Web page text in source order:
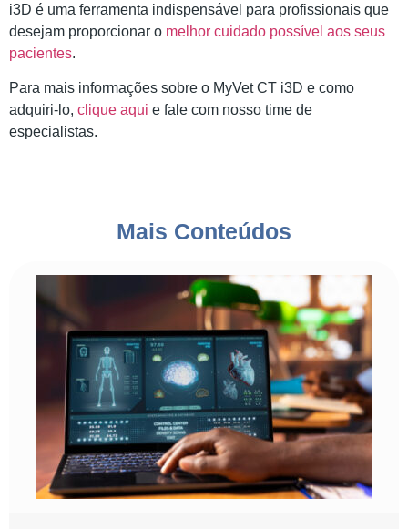
i3D é uma ferramenta indispensável para profissionais que
desejam proporcionar o melhor cuidado possível aos seus
pacientes.
Para mais informações sobre o MyVet CT i3D e como
adquiri-lo, clique aqui e fale com nosso time de
especialistas.
Mais Conteúdos